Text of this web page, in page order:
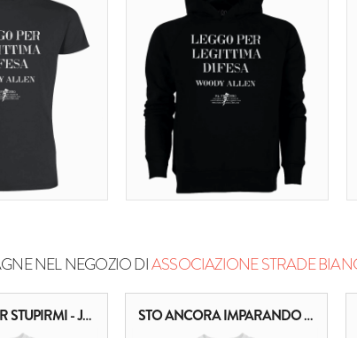
NEL NEGOZIO DIASSOCIAZIONE STRADE
SONO QUI PER STUPIRMI - JOHANN W. GOETHE STO ANCORA IMPARANDO - MICHELANGELO BUONARROTI